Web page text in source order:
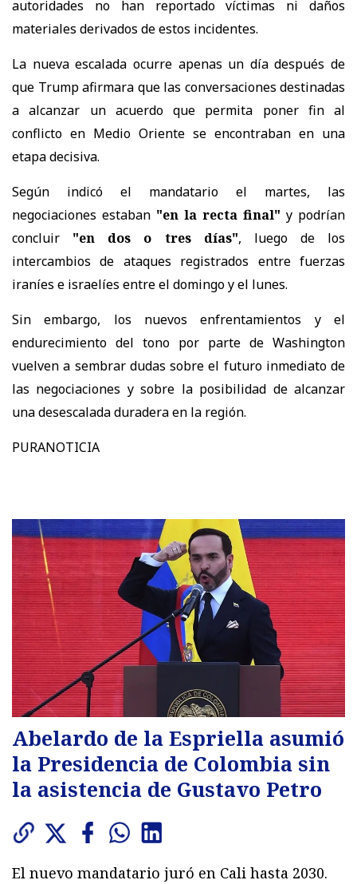
autoridades no han reportado víctimas ni daños
materiales derivados de estos incidentes.
La nueva escalada ocurre apenas un día después de
que Trump afirmara que las conversaciones destinadas
a alcanzar un acuerdo que permita poner fin al
conflicto en Medio Oriente se encontraban en una
etapa decisiva.
Según indicó el mandatario el martes, las
negociaciones estaban "en la recta final" y podrían
concluir "en dos o tres días", luego de los
intercambios de ataques registrados entre fuerzas
iraníes e israelíes entre el domingo y el lunes.
Sin embargo, los nuevos enfrentamientos y el
endurecimiento del tono por parte de Washington
vuelven a sembrar dudas sobre el futuro inmediato de
las negociaciones y sobre la posibilidad de alcanzar
una desescalada duradera en la región.
PURANOTICIA
Abelardo de la Espriella asumió
la Presidencia de Colombia sin
la asistencia de Gustavo Petro
El nuevo mandatario juró en Cali hasta 2030.